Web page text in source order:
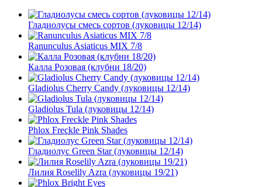
Гладиолусы смесь сортов (луковицы 12/14)
Ranunculus Asiaticus MIX 7/8
Калла Розовая (клубни 18/20)
Gladiolus Cherry Candy (луковицы 12/14)
Gladiolus Tula (луковицы 12/14)
Phlox Freckle Pink Shades
Гладиолус Green Star (луковицы 12/14)
Лилия Roselily Azra (луковицы 19/21)